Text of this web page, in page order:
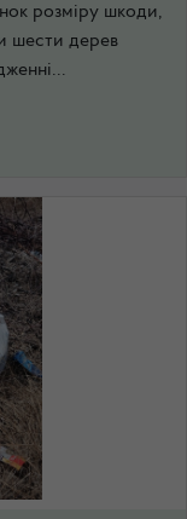
розміру шкоди,
шести дерев